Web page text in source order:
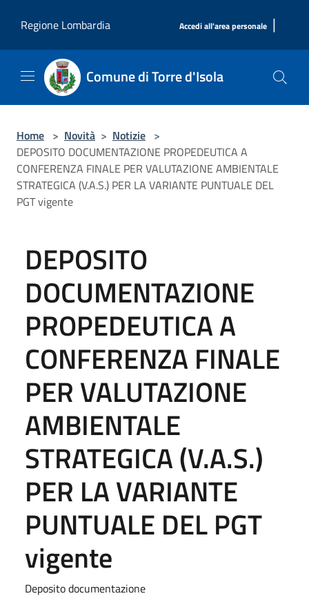
Regione Lombardia
Accedi all'area personale |
Comune di Torre d'Isola
Home > Novità > Notizie >
DEPOSITO DOCUMENTAZIONE PROPEDEUTICA A
CONFERENZA FINALE PER VALUTAZIONE AMBIENTALE
STRATEGICA (V.A.S.) PER LA VARIANTE PUNTUALE DEL
PGT vigente
DEPOSITO
DOCUMENTAZIONE
PROPEDEUTICA A
CONFERENZA FINALE
PER VALUTAZIONE
AMBIENTALE
STRATEGICA (V.A.S.)
PER LA VARIANTE
PUNTUALE DEL PGT
vigente
Deposito documentazione